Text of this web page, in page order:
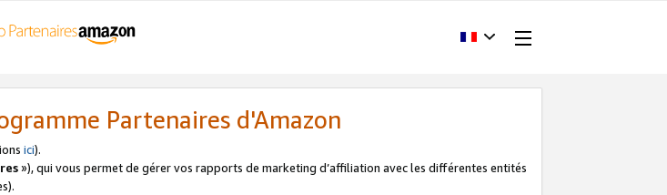
Partenaires d'Amazon
ici).
»), qui vous permet de gérer vos rapports de marketing d’affiliation avec les différentes entités